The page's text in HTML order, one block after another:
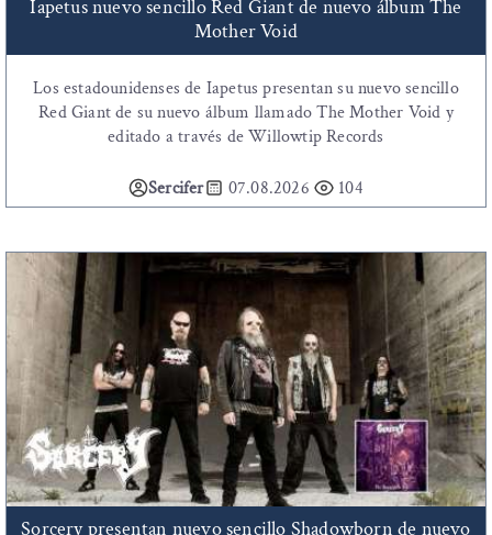
Iapetus nuevo sencillo Red Giant de nuevo álbum The
Mother Void
Los estadounidenses de Iapetus presentan su nuevo sencillo
Red Giant de su nuevo álbum llamado The Mother Void y
editado a través de Willowtip Records
Sercifer 07.08.2026 104
Sorcery presentan nuevo sencillo Shadowborn de nuevo